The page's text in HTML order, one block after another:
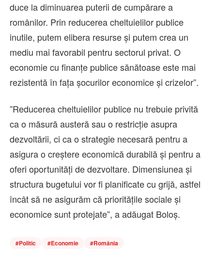
duce la diminuarea puterii de cumpărare a
românilor. Prin reducerea cheltuielilor publice
inutile, putem elibera resurse şi putem crea un
mediu mai favorabil pentru sectorul privat. O
economie cu finanţe publice sănătoase este mai
rezistentă în faţa şocurilor economice şi crizelor”.
”Reducerea cheltuielilor publice nu trebuie privită
ca o măsură austeră sau o restricţie asupra
dezvoltării, ci ca o strategie necesară pentru a
asigura o creştere economică durabilă şi pentru a
oferi oportunităţi de dezvoltare. Dimensiunea şi
structura bugetului vor fi planificate cu grijă, astfel
încât să ne asigurăm că priorităţile sociale şi
economice sunt protejate”, a adăugat Boloş.
#Politic #Economie #România